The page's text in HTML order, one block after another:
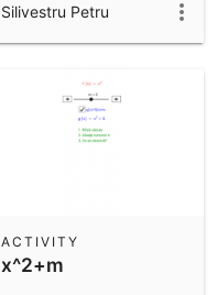
Silivestru Petru
x^2+m
ACTIVITY